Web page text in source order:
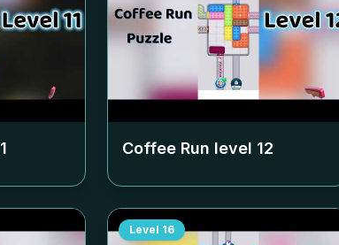
Coffee Run level 12
Level 16